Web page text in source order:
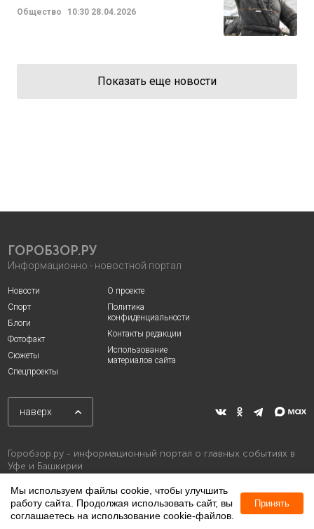
Общество 10:30 28.04.2026
Показать еще новости
ГОРОБЗОР.РУ
Информационно - новостной портал
Новости
Спорт
Блоги
Фотофакт
Сюжеты
Спецпроекты
О проекте
Политика
конфиденциальности
Контакты редакции
Использование
материалов сайта
наверх
Горобзор.ру - информационный портал о главных событиях в
Уфе и Башкирии
Мы используем файлы cookie, чтобы улучшить
работу сайта. Продолжая использовать сайт, вы
соглашаетесь на использование cookie-файлов.
Принять